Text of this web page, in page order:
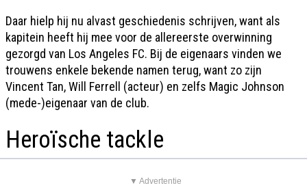
Daar hielp hij nu alvast geschiedenis schrijven, want als
kapitein heeft hij mee voor de allereerste overwinning
gezorgd van Los Angeles FC. Bij de eigenaars vinden we
trouwens enkele bekende namen terug, want zo zijn
Vincent Tan, Will Ferrell (acteur) en zelfs Magic Johnson
(mede-)eigenaar van de club.
Heroïsche tackle
▼ Advertentie